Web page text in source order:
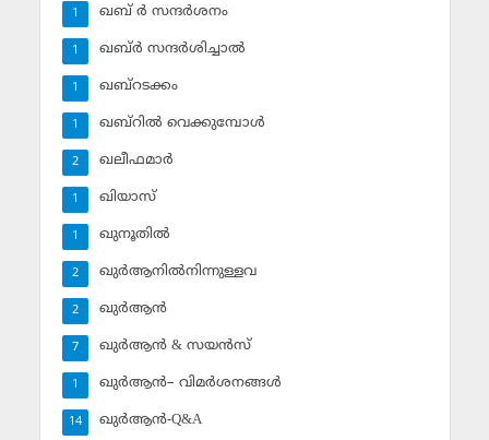
ഖബ് ര്‍ സന്ദര്‍ശനം
1
ഖബ്ര്‍ സന്ദര്‍ശിച്ചാല്‍
1
ഖബ്‌റടക്കം
1
ഖബ്‌റില്‍ വെക്കുമ്പോള്‍
1
ഖലീഫമാര്‍
2
ഖിയാസ്
1
ഖുനൂതില്‍
1
ഖുര്‍ആനില്‍നിന്നുള്ളവ
2
ഖുര്‍ആന്‍
2
ഖുര്‍ആന്‍ & സയന്‍സ്‌
7
ഖുര്‍ആന്‍– വിമര്‍ശനങ്ങള്‍
1
ഖുര്‍ആന്‍-Q&A
14